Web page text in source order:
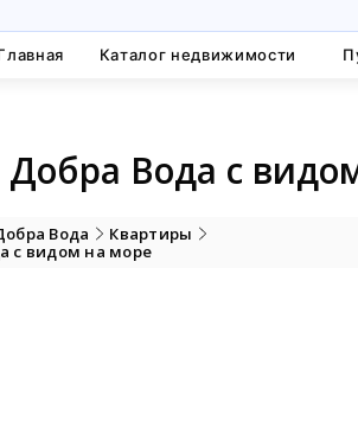
Каталог недвижимости
Добра Вода с
Вода
Квартиры
с видом на море